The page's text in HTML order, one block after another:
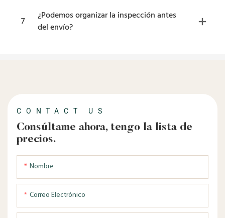
7
¿Podemos organizar la inspección antes
del envío?
CONTACT US
Consúltame ahora, tengo la lista de
precios.
Nombre
Correo Electrónico